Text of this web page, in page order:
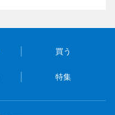
買う
特集